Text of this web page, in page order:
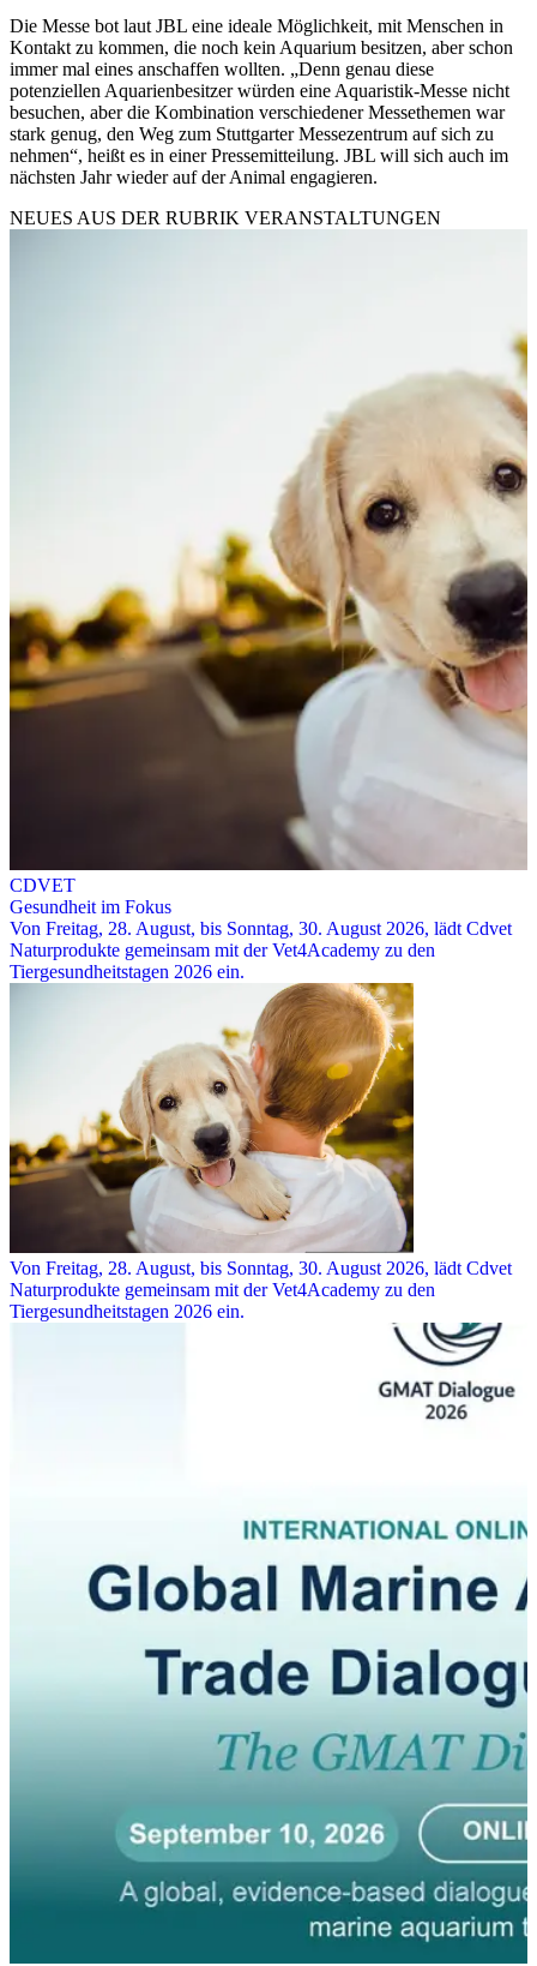
Die Messe bot laut JBL eine ideale Möglichkeit, mit Menschen in
Kontakt zu kommen, die noch kein Aquarium besitzen, aber schon
immer mal eines anschaffen wollten. „Denn genau diese
potenziellen Aquarienbesitzer würden eine Aquaristik-Messe nicht
besuchen, aber die Kombination verschiedener Messethemen war
stark genug, den Weg zum Stuttgarter Messezentrum auf sich zu
nehmen“, heißt es in einer Pressemitteilung. JBL will sich auch im
nächsten Jahr wieder auf der Animal engagieren.
NEUES AUS DER RUBRIK VERANSTALTUNGEN
CDVET
Gesundheit im Fokus
Von Freitag, 28. August, bis Sonntag, 30. August 2026, lädt Cdvet
Naturprodukte gemeinsam mit der Vet4Academy zu den
Tiergesundheitstagen 2026 ein.
Von Freitag, 28. August, bis Sonntag, 30. August 2026, lädt Cdvet
Naturprodukte gemeinsam mit der Vet4Academy zu den
Tiergesundheitstagen 2026 ein.